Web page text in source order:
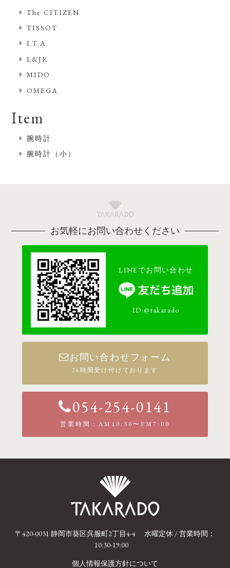
The CITIZEN
TISSOT
I.T.A.
L&JR
MIDO
OMEGA
Item
腕時計
腕時計（小）
お気軽にお問い合わせください
LINEでお問い合わせ
ID:@takarado
お問い合わせフォーム
24時間受け付けております
054-254-0141
営業時間：AM10:30〜PM7:00
〒420-0031 静岡市葵区呉服町2丁目4-4
水曜定休 / 営業時間：
10:30-19:00
個人情報保護方針について